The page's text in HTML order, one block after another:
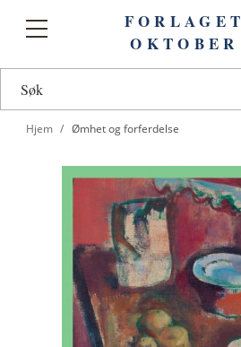
Toggle
FORLAGET
OKTOBER
Hjem Ømhet og forferdelse